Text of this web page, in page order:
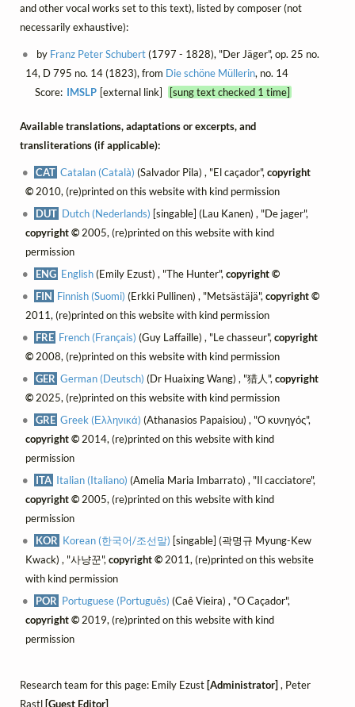
and other vocal works set to this text), listed by composer (not
necessarily exhaustive):
by Franz Peter Schubert(1797 - 1828), "Der Jäger", op. 25 no.
14, D 795 no. 14 (1823), from Die schöne Müllerin, no. 14
Score: IMSLP [external link] [sung text checked 1 time]
Available translations, adaptations or excerpts, and
transliterations (if applicable):
CAT Catalan (Català) (Salvador Pila) , "El caçador",copyright
©2010, (re)printed on this website with kind permission
DUT Dutch (Nederlands) [singable] (Lau Kanen) , "De jager",
copyright ©2005, (re)printed on this website with kind
permission
ENG English(Emily Ezust) , "The Hunter",copyright ©
FIN Finnish (Suomi) (Erkki Pullinen) , "Metsästäjä",copyright ©
2011, (re)printed on this website with kind permission
FRE French (Français) (Guy Laffaille) , "Le chasseur",copyright
©2008, (re)printed on this website with kind permission
GER German (Deutsch) (Dr Huaixing Wang) , "猎人",copyright
©2025, (re)printed on this website with kind permission
GRE Greek (Ελληνικά) (Athanasios Papaisiou) , "Ο κυνηγός",
copyright ©2014, (re)printed on this website with kind
permission
ITA Italian (Italiano) (Amelia Maria Imbarrato) , "Il cacciatore",
copyright ©2005, (re)printed on this website with kind
permission
KOR Korean (한국어/조선말) [singable] (곽명규 Myung-Kew
Kwack) , "사냥꾼", copyright ©2011, (re)printed on this website
with kind permission
POR Portuguese (Português) (Caê Vieira) , "O Caçador",
copyright ©2019, (re)printed on this website with kind
permission
Research team for this page: Emily Ezust [Administrator] , Peter
Rastl [Guest Editor]